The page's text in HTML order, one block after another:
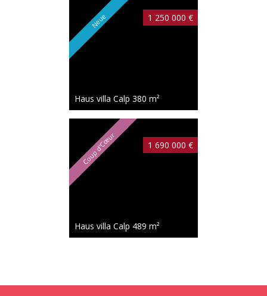
Neue 1 250 000 €
Haus villa Calp 380 m²
Coup d'Cœur 1 690 000 €
Haus villa Calp 489 m²